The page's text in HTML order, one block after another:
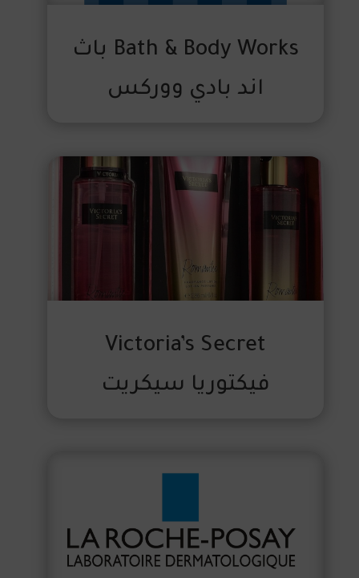
Bath & Body Works باث
اند بادي ووركس
Victoria’s Secret
فيكتوريا سيكريت